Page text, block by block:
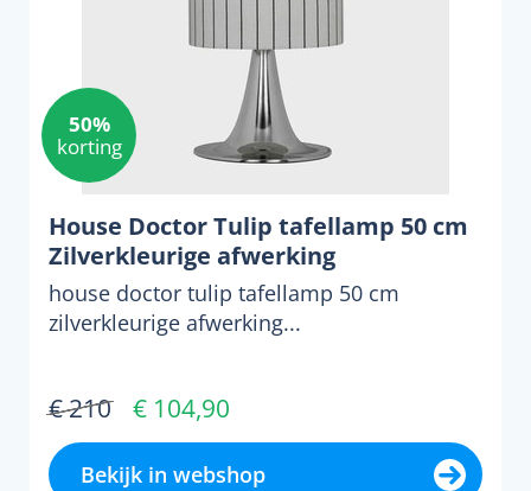
50%
korting
House Doctor Tulip tafellamp 50 cm
Zilverkleurige afwerking
house doctor tulip tafellamp 50 cm
zilverkleurige afwerking...
€ 210 € 104,90
Bekijk in webshop